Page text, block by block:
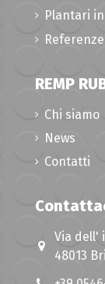
Plantari
Referenze
REMP
Chi siamo
News
Contatti
Via dell'
48013